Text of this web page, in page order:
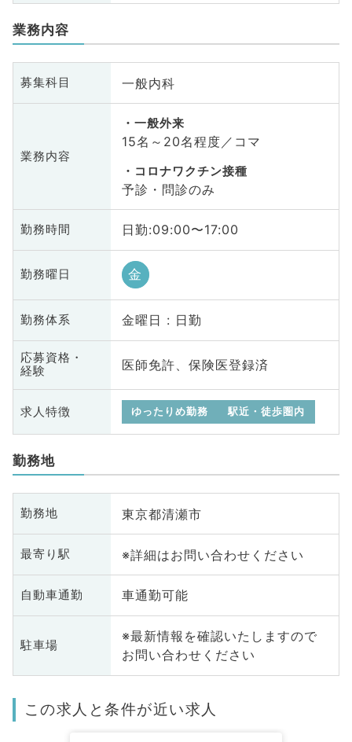
業務内容
募集科目 一般内科
業務内容
一般外来
15名～20名程度／コマ
コロナワクチン接種
予診・問診のみ
勤務時間 日勤:09:00〜17:00
勤務曜日 金
勤務体系 金曜日 : 日勤
応募資格・
経験
医師免許、保険医登録済
求人特徴 ゆったりめ勤務 駅近・徒歩圏内
勤務地
勤務地 東京都清瀬市
最寄り駅 ※詳細はお問い合わせください
自動車通勤 車通勤可能
駐車場
※最新情報を確認いたしますので
お問い合わせください
この求人と条件が近い求人